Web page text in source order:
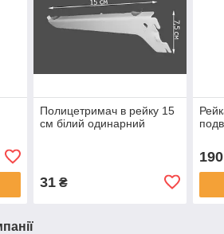
Полицетримач в рейку 15
см білий одинарний
31₴
190